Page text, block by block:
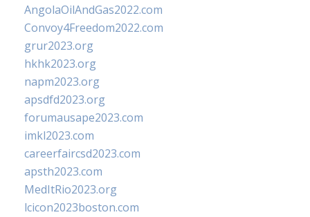
AngolaOilAndGas2022.com
Convoy4Freedom2022.com
grur2023.org
hkhk2023.org
napm2023.org
apsdfd2023.org
forumausape2023.com
imkl2023.com
careerfaircsd2023.com
apsth2023.com
MedItRio2023.org
lcicon2023boston.com